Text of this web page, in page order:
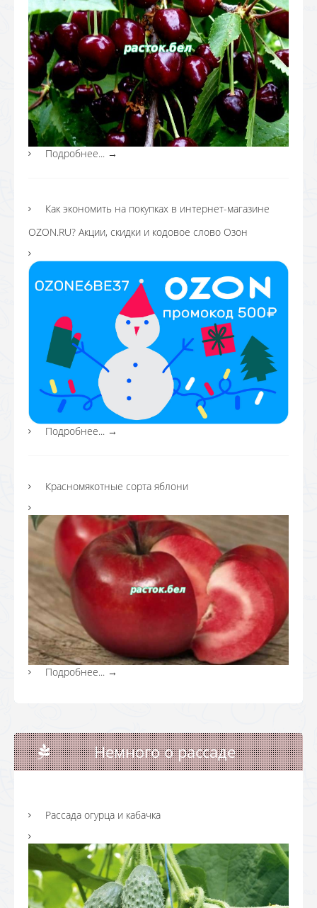
Подробнее... →
Как экономить на покупках в интернет-магазине
OZON.RU? Акции, скидки и кодовое слово Озон
Подробнее... →
Красномякотные сорта яблони
Подробнее... →
Немного о рассаде
Рассада огурца и кабачка